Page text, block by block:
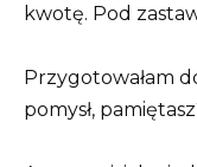
kwotę. Pod
Przygotowałam
pomysł,